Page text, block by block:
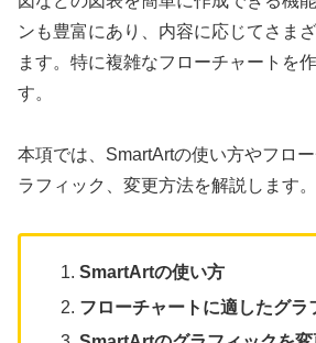
ンも豊富にあり、内容に応じてさま
ます。特に複雑なフローチャートを
す。
本項では、SmartArtの使い方やフロ
ラフィック、変更方法を解説します。
SmartArtの使い方
フローチャートに適したグラ